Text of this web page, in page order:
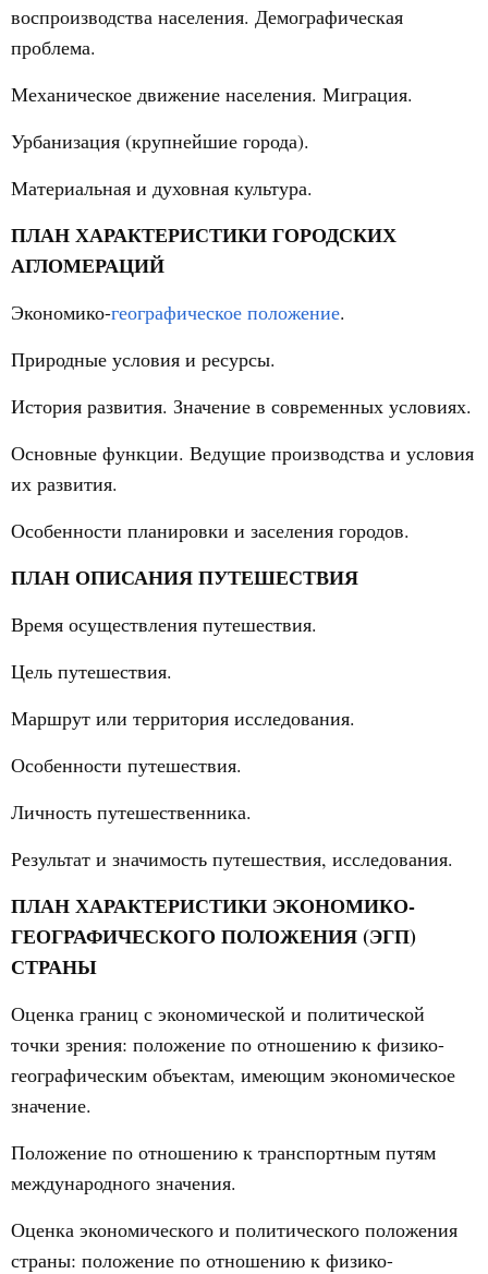
воспроизводства населения. Демографическая
проблема.
Механическое движение населения. Миграция.
Урбанизация (крупнейшие города).
Материальная и духовная культура.
ПЛАН ХАРАКТЕРИСТИКИ ГОРОДСКИХ
АГЛОМЕРАЦИЙ
Экономико-географическое положение.
Природные условия и ресурсы.
История развития. Значение в современных условиях.
Основные функции. Ведущие производства и условия
их развития.
Особенности планировки и заселения городов.
ПЛАН ОПИСАНИЯ ПУТЕШЕСТВИЯ
Время осуществления путешествия.
Цель путешествия.
Маршрут или территория исследования.
Особенности путешествия.
Личность путешественника.
Результат и значимость путешествия, исследования.
ПЛАН ХАРАКТЕРИСТИКИ ЭКОНОМИКО-
ГЕОГРАФИЧЕСКОГО ПОЛОЖЕНИЯ (ЭГП)
СТРАНЫ
Оценка границ с экономической и политической
точки зрения: положение по отношению к физико-
географическим объектам, имеющим экономическое
значение.
Положение по отношению к транспортным путям
международного значения.
Оценка экономического и политического положения
страны: положение по отношению к физико-